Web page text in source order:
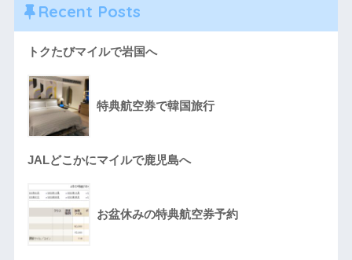
Recent Posts
トクたびマイルで岩国へ
特典航空券で韓国旅行
JALどこかにマイルで鹿児島へ
お盆休みの特典航空券予約